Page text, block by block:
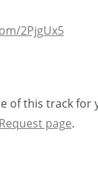
2PjgUx5
of this track
page.